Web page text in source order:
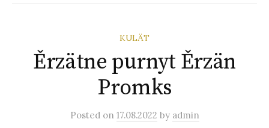
KULÄT
Ěrzätne purnyt‌ Ěrzän‌
Promks
Posted on 17.08.2022 by admin